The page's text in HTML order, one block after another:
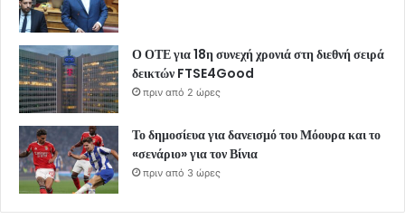
Ο ΟΤΕ για 18η συνεχή χρονιά στη διεθνή σειρά
δεικτών FTSE4Good
πριν από 2 ώρες
Το δημοσίευα για δανεισμό του Μόουρα και το
«σενάριο» για τον Βίνια
πριν από 3 ώρες